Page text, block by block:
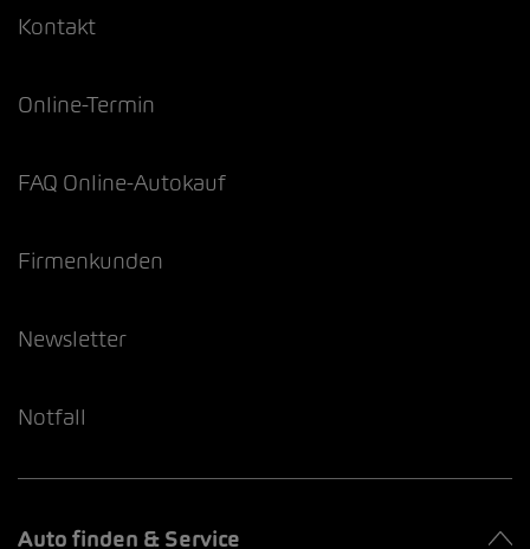
Kontakt
Online-Termin
FAQ Online-Autokauf
Firmenkunden
Newsletter
Notfall
Auto finden & Service